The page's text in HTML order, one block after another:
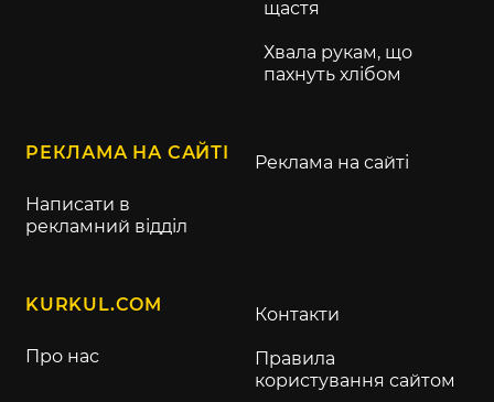
щастя
Хвала рукам, що
пахнуть хлібом
РЕКЛАМА НА САЙТІ
Написати в
рекламний відділ
Реклама на сайті
KURKUL.COM
Про нас
Контакти
Правила
користування сайтом